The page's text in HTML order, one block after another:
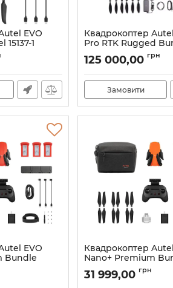
EVO
1
Квадрокоптер
Pro RTK Rugged
Артикул:21_11848/15247
125 000,00 грн
Замовити
EVO
Bundle
Квадрокоптер
Nano+ Premium
(Orange) Autel 15173-1
Артикул:21_11841/15173
31 999,00 грн